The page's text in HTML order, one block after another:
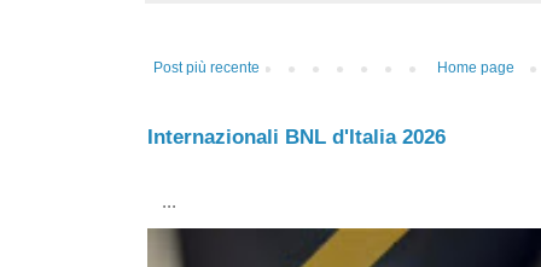
Post più recente Home page
Internazionali BNL d'Italia 2026
...